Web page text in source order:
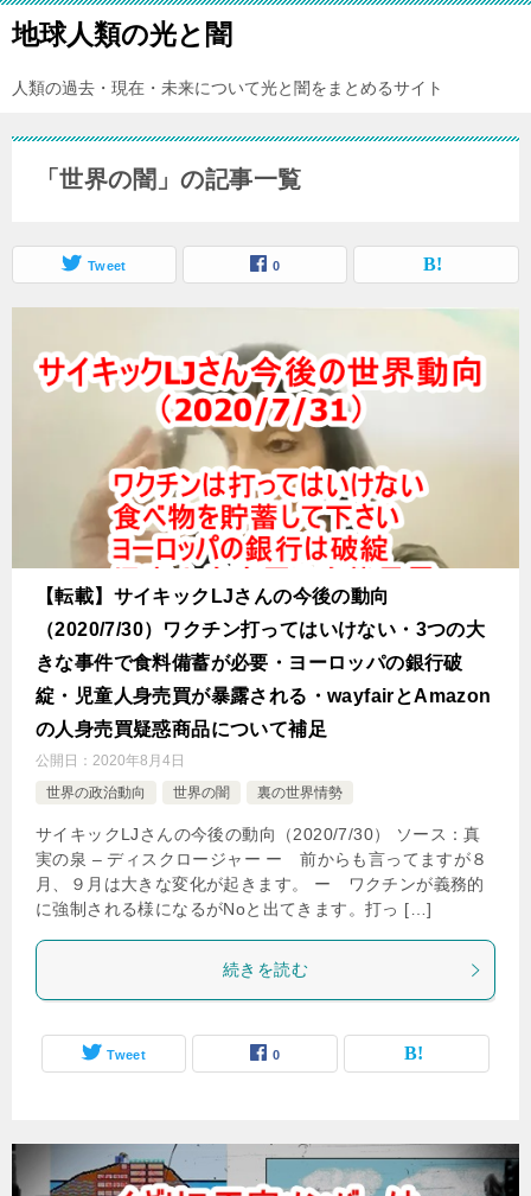
地球人類の光と闇
人類の過去・現在・未来について光と闇をまとめるサイト
「世界の闇」の記事一覧
Tweet 0
【転載】サイキックLJさんの今後の動向
（2020/7/30）ワクチン打ってはいけない・3つの大
きな事件で食料備蓄が必要・ヨーロッパの銀行破
綻・児童人身売買が暴露される・wayfairとAmazon
の人身売買疑惑商品について補足
公開日： 2020年8月4日
世界の政治動向
世界の闇 裏の世界情勢
サイキックLJさんの今後の動向（2020/7/30） ソース：真
実の泉 – ディスクロージャー ー 前からも言ってますが８
月、９月は大きな変化が起きます。 ー ワクチンが義務的
に強制される様になるがNoと出てきます。打っ […]
続きを読む
Tweet 0